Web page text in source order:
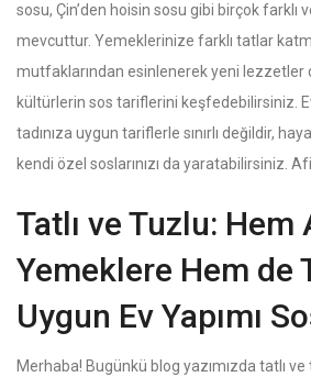
sosu, Çin’den hoisin sosu gibi birçok farklı
mevcuttur. Yemeklerinize farklı tatlar
mutfaklarından esinlenerek yeni lezzetler
kültürlerin sos tariflerini keşfedebilirsiniz.
tadınıza uygun tariflerle sınırlı değildir,
kendi özel soslarınızı da yaratabilirsiniz.
Tatlı ve Tuzlu: Hem
Yemeklere Hem de
Uygun Ev Yapımı
Merhaba! Bugünkü blog yazımızda tatlı